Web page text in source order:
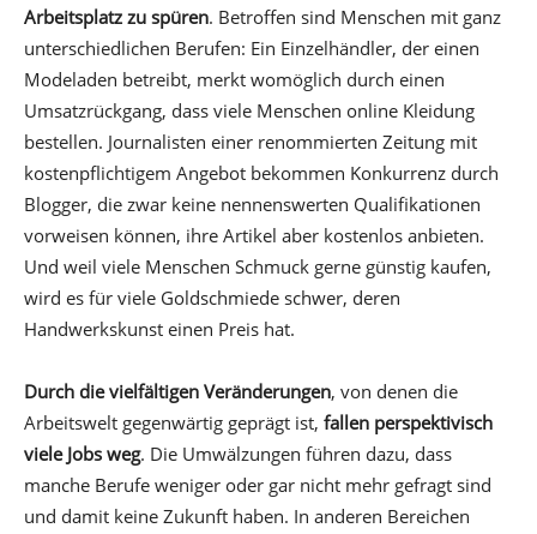
Arbeitsplatz zu spüren. Betroffen sind Menschen mit ganz
unterschiedlichen Berufen: Ein Einzelhändler, der einen
Modeladen betreibt, merkt womöglich durch einen
Umsatzrückgang, dass viele Menschen online Kleidung
bestellen. Journalisten einer renommierten Zeitung mit
kostenpflichtigem Angebot bekommen Konkurrenz durch
Blogger, die zwar keine nennenswerten Qualifikationen
vorweisen können, ihre Artikel aber kostenlos anbieten.
Und weil viele Menschen Schmuck gerne günstig kaufen,
wird es für viele Goldschmiede schwer, deren
Handwerkskunst einen Preis hat.
Durch die vielfältigen Veränderungen, von denen die
Arbeitswelt gegenwärtig geprägt ist, fallen perspektivisch
viele Jobs weg. Die Umwälzungen führen dazu, dass
manche Berufe weniger oder gar nicht mehr gefragt sind
und damit keine Zukunft haben. In anderen Bereichen